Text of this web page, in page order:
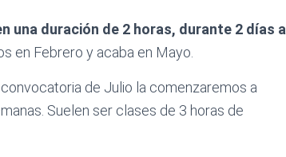
una duración de 2 horas, durante 2 días a
en Febrero y acaba en Mayo.
de Julio la comenzaremos a
Suelen ser clases de 3 horas de